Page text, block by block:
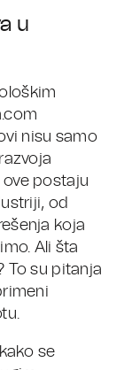
u
nisu samo
postaju
od
koja
Ali šta
To su pitanja
se